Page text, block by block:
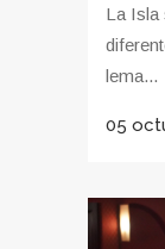
La Isla
lema...
05